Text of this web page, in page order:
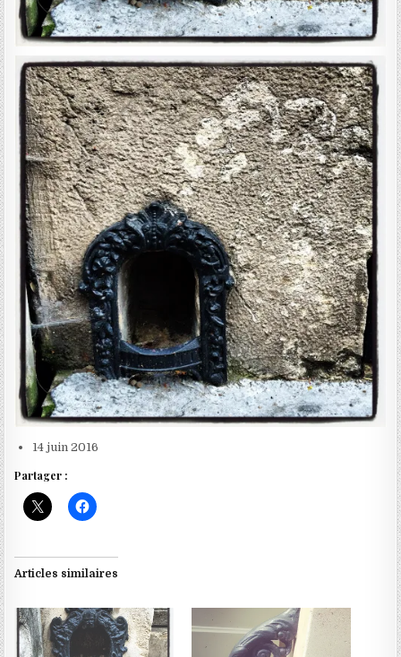
14 juin 2016
Partager :
Articles similaires